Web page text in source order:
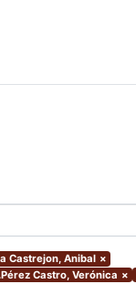
Castrejon, Anibal ×
Castro, Verónica ×